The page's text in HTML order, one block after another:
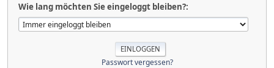
Wie lang möchten Sie eingeloggt bleiben?:
Passwort vergessen?